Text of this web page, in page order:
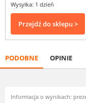
Wysyłka: 1 dzień
Przejdź do sklepu >
PODOBNE OPINIE
Informacja o wynikach: